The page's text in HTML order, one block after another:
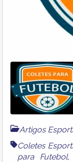
Artigos
Coletes
para Futebol,